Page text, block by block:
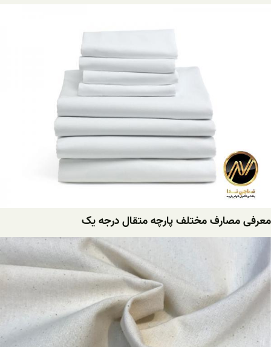
معرفی مصارف مختلف پارچه متقال درجه یک